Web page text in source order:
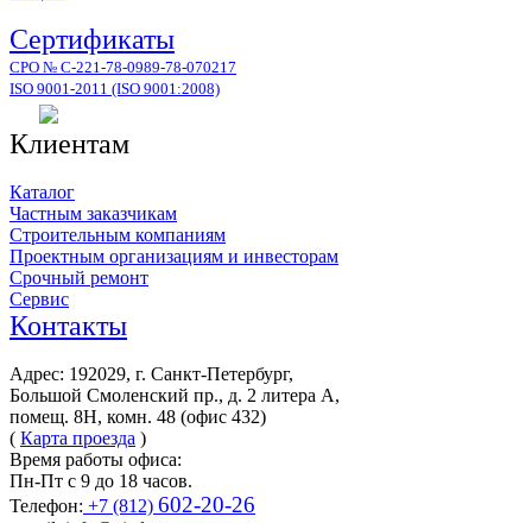
Сертификаты
СРО № С-221-78-0989-78-070217
ISO 9001-2011 (ISO 9001:2008)
Клиентам
Каталог
Частным заказчикам
Строительным компаниям
Проектным организациям и инвесторам
Срочный ремонт
Сервис
Контакты
Адрес: 192029, г. Санкт-Петербург,
Большой Смоленский пр., д. 2 литера А,
помещ. 8Н, комн. 48 (офис 432)
( Карта проезда )
Время работы офиса:
Пн-Пт с 9 до 18 часов.
Телефон: +7 (812) 602-20-26